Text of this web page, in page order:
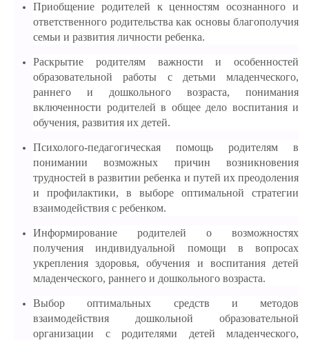
Приобщение родителей к ценностям осознанного и
ответственного родительства как основы благополучия
семьи и развития личности ребенка.
Раскрытие родителям важности и особенностей
образовательной работы с детьми младенческого,
раннего и дошкольного возраста, понимания
включенности родителей в общее дело воспитания и
обучения, развития их детей.
Психолого-педагогическая помощь родителям в
понимании возможных причин возникновения
трудностей в развитии ребенка и путей их преодоления
и профилактики, в выборе оптимальной стратегии
взаимодействия с ребенком.
Информирование родителей о возможностях
получения индивидуальной помощи в вопросах
укрепления здоровья, обучения и воспитания детей
младенческого, раннего и дошкольного возраста.
Выбор оптимальных средств и методов
взаимодействия дошкольной образовательной
организации с родителями детей младенческого,